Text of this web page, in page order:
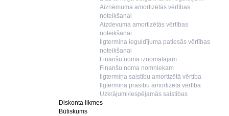
Aizņēmuma amortizētās vērtības
noteikšanai
Aizdevuma amortizētās vērtības
noteikšanai
Ilgtermiņa ieguldījuma patiesās vērtības
noteikšanai
Finanšu noma iznomātājam
Finanšu noma nomniekam
Ilgtermiņa saistību amortizētā vērtība
Ilgtermiņa prasību amortizētā vērtība
Uzkrājumi/iespējamās saistības
Diskonta likmes
Būtiskums